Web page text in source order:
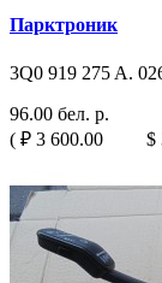
Парктроник
3Q0 919 275 A.
96.00 бел. р.
( ₽ 3 600.00 $